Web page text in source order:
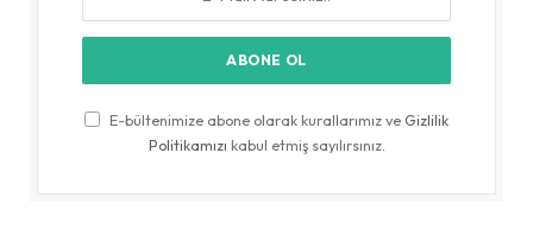
E-bültenimize abone olarak kurallarımız veGizlilik
Politikamızı kabul etmiş sayılırsınız.